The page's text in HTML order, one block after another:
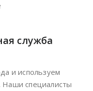
служба
и используем
специалисты